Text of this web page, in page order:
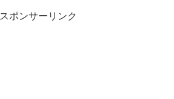
スポンサーリンク